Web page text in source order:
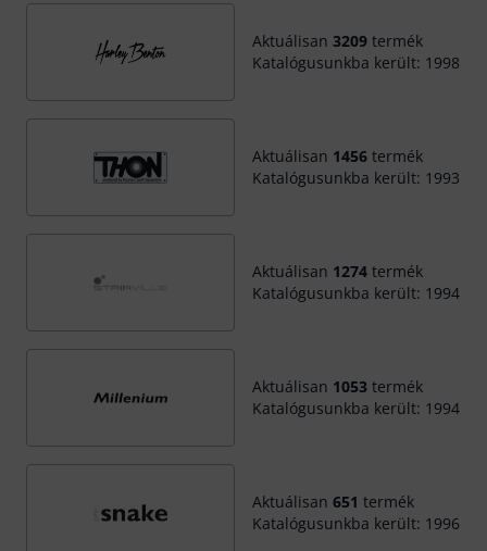
Aktuálisan 3209termék
Katalógusunkba került: 1998
Aktuálisan 1456termék
Katalógusunkba került: 1993
Aktuálisan 1274termék
Katalógusunkba került: 1994
Aktuálisan 1053termék
Katalógusunkba került: 1994
Aktuálisan 651 termék
Katalógusunkba került: 1996